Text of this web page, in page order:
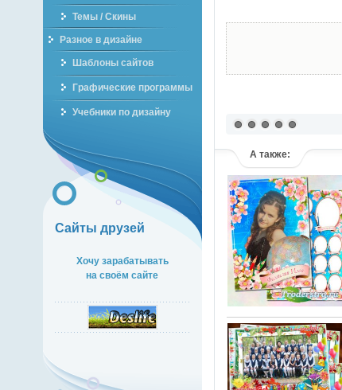
Темы / Скины
Разное в дизайне
Шаблоны сайтов
Графические программы
Учебники по дизайну
Сайты друзей
Хочу зарабатывать
на своём сайте
А также: